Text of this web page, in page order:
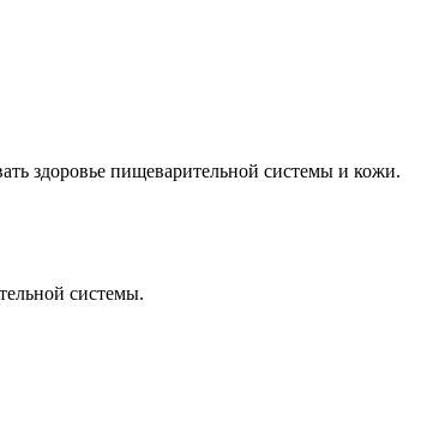
здоровье пищеварительной системы и кожи.
системы.